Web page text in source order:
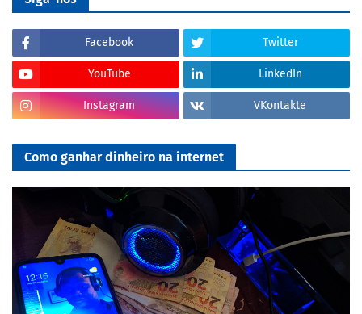
Facebook Twitter
YouTube LinkedIn
Instagram VKontakte
Como ganhar dinheiro na internet